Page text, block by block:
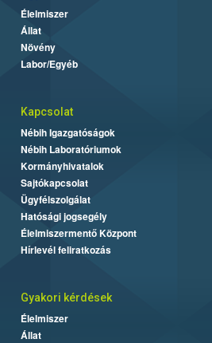
Élelmiszer
Állat
Növény
Labor/Egyéb
Kapcsolat
Nébih Igazgatóságok
Nébih Laboratóriumok
Kormányhivatalok
Sajtókapcsolat
Ügyfélszolgálat
Hatósági jogsegély
Élelmiszermentő Központ
Hírlevél feliratkozás
Gyakori kérdések
Élelmiszer
Állat